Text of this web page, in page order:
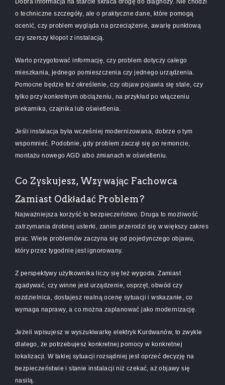
Dobra informacja na starcie skraca drogę do diagnozy. Nie chodzi
o techniczne szczegóły, ale o praktyczne dane, które pomogą
ocenić, czy problem wygląda na przeciążenie, awarię punktową
czy szerszy kłopot z instalacją.
Warto przygotować informację, czy problem dotyczy całego
mieszkania, jednego pomieszczenia czy jednego urządzenia.
Pomocne będzie też określenie, czy objaw pojawia się stale, czy
tylko przy konkretnym obciążeniu, na przykład po włączeniu
piekarnika, czajnika lub oświetlenia.
Jeśli instalacja była wcześniej modernizowana, dobrze o tym
wspomnieć. Podobnie, gdy problem zaczął się po remoncie,
montażu nowego AGD albo zmianach w oświetleniu.
Co Zyskujesz, Wzywając Fachowca
Zamiast Odkładać Problem?
Najważniejsza korzyść to bezpieczeństwo. Druga to możliwość
zatrzymania drobnej usterki, zanim przerodzi się w większy zakres
prac. Wiele problemów zaczyna się od pojedynczego objawu,
który przez tygodnie jest ignorowany.
Z perspektywy użytkownika liczy się też wygoda. Zamiast
zgadywać, czy winne jest urządzenie, osprzęt, obwód czy
rozdzielnica, dostajesz realną ocenę sytuacji i wskazanie, co
wymaga naprawy, a co można zaplanować jako modernizację.
Jeżeli wpisujesz w wyszukiwarkę elektryk Kurdwanów, to zwykle
dlatego, że potrzebujesz konkretnej pomocy w konkretnej
lokalizacji. W takiej sytuacji rozsądniej jest oprzeć decyzję na
bezpieczeństwie i stanie instalacji niż czekać, aż objawy się
nasilą.